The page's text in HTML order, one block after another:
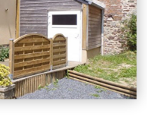
à l'arrêté du 31
du DPE "Les
ce bien est exposé
site Géorisques :